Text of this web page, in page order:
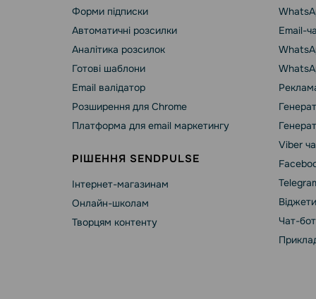
Форми підписки
Автоматичні розсилки
Аналітика розсилок
Готові шаблони
Email валідатор
Розширення для Chrome
Платформа для email маркетингу
РІШЕННЯ SENDPULSE
Інтернет-магазинам
Онлайн-школам
Творцям контенту
Email-
Viber
Чат-